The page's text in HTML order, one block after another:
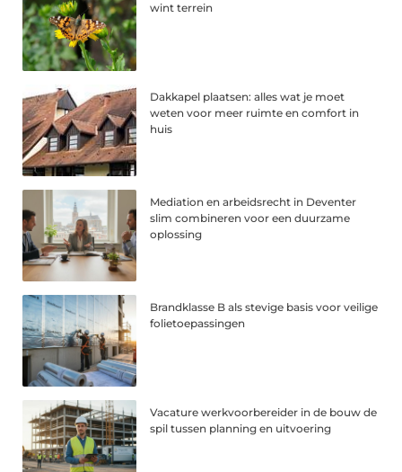
wint terrein
Dakkapel plaatsen: alles wat je moet
weten voor meer ruimte en comfort in
huis
Mediation en arbeidsrecht in Deventer
slim combineren voor een duurzame
oplossing
Brandklasse B als stevige basis voor veilige
folietoepassingen
Vacature werkvoorbereider in de bouw de
spil tussen planning en uitvoering